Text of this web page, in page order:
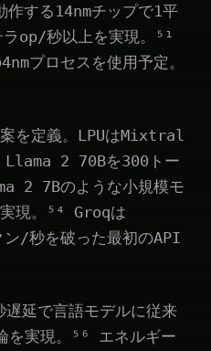
作する14nmチップで1平
op/秒以上を実現。⁵¹
プロセスを使用予定。
を定義。LPUはMixtral
Llama 2 70Bを300トー
2 7Bのような小規模モ
現。⁵⁴ Groqは
/秒を破った最初のAPI
遅延で言語モデルに従来
を実現。⁵⁶ エネルギー